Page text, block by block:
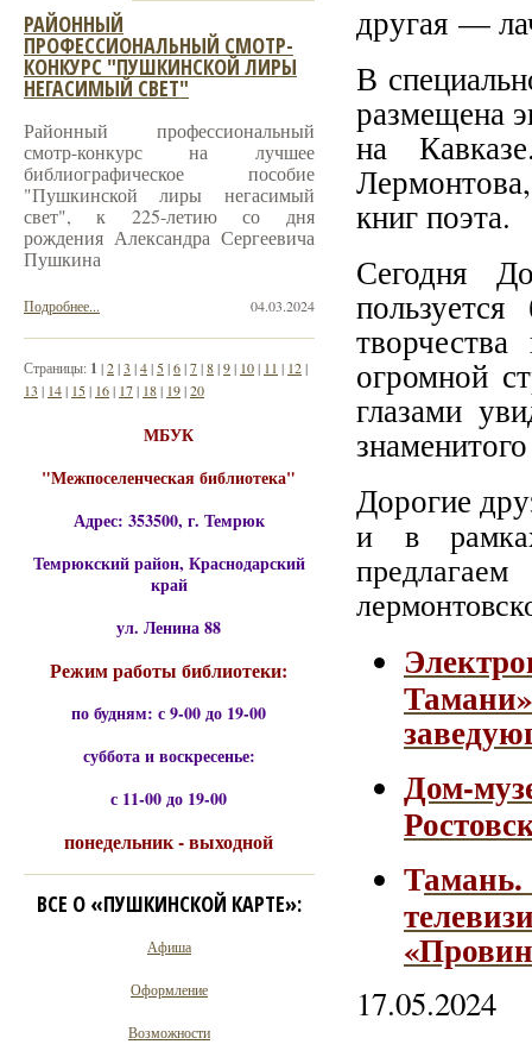
другая —
В
размещена
на
книг поэта.
Сегодня
огромной
глазами
Дорогие
и в
Дом-
Т
17.05.2024
РАЙОННЫЙ
ПРОФЕССИОНАЛЬНЫЙ СМОТР-
КОНКУРС "ПУШКИНСКОЙ ЛИРЫ
НЕГАСИМЫЙ СВЕТ"
Районный профессиональный
смотр-конкурс на лучшее
библиографическое пособие
"Пушкинской лиры негасимый
свет", к 225-летию со дня
рождения Александра Сергеевича
Пушкина
04.03.2024
Подробнее...
Страницы: 1 |2|3 |4| 5|6|7|8|9| 10| 11 | 12|
13 | 14| 15| 16| 17| 18| 19|20
МБУК
"Межпоселенческая библиотека"
Адрес: 353500, г. Темрюк
Темрюкский район, Краснодарский
край
ул. Ленина 88
Режим работы библиотеки:
по будням: с 9-00 до 19-00
суббота и воскресенье:
с 11-00 до 19-00
понедельник - выходной
ВСЕ О «ПУШКИНСКОЙ КАРТЕ»:
Афиша
Оформление
Возможности